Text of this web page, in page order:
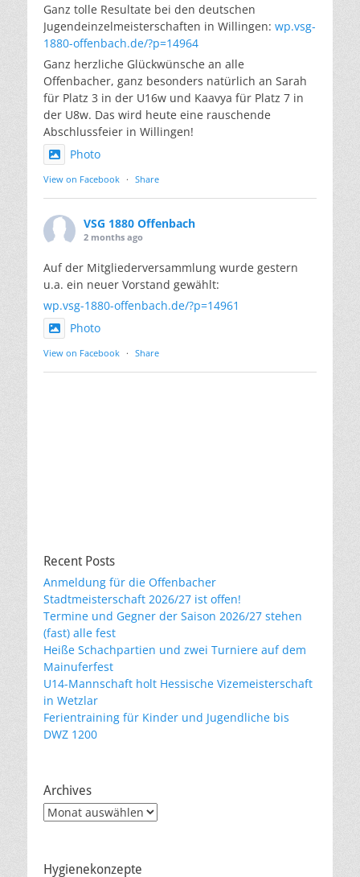
Ganz tolle Resultate bei den deutschen
Jugendeinzelmeisterschaften in Willingen: wp.vsg-
1880-offenbach.de/?p=14964
Ganz herzliche Glückwünsche an alle
Offenbacher, ganz besonders natürlich an Sarah
für Platz 3 in der U16w und Kaavya für Platz 7 in
der U8w. Das wird heute eine rauschende
Abschlussfeier in Willingen!
Photo
View on Facebook · Share
VSG 1880 Offenbach
2 months ago
Auf der Mitgliederversammlung wurde gestern
u.a. ein neuer Vorstand gewählt:
wp.vsg-1880-offenbach.de/?p=14961
Photo
View on Facebook · Share
Recent Posts
Anmeldung für die Offenbacher
Stadtmeisterschaft 2026/27 ist offen!
Termine und Gegner der Saison 2026/27 stehen
(fast) alle fest
Heiße Schachpartien und zwei Turniere auf dem
Mainuferfest
U14-Mannschaft holt Hessische Vizemeisterschaft
in Wetzlar
Ferientraining für Kinder und Jugendliche bis
DWZ 1200
Archives
Archives
Hygienekonzepte